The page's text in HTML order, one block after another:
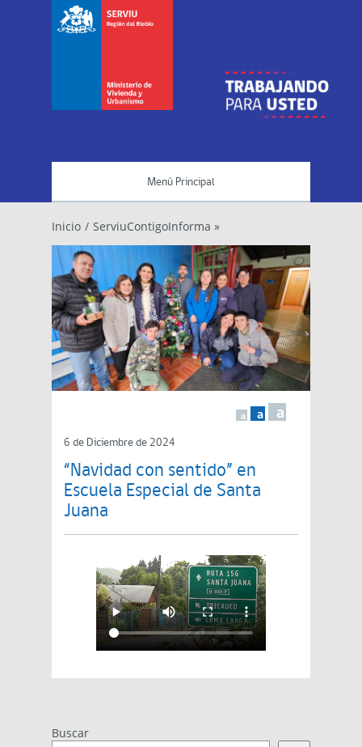
Menú Principal
Inicio / ServiuContigoInforma »
a a a
6 de Diciembre de 2024
“Navidad con sentido” en
Escuela Especial de Santa
Juana
Buscar